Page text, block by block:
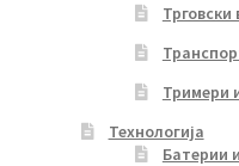
Трговски
Тримери
Технологија
Батерии